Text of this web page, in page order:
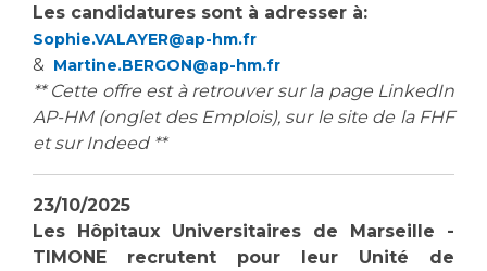
Les candidatures sont à adresser à:
Sophie.VALAYER@ap-hm.fr
& Martine.BERGON@ap-hm.fr
** Cette offre est à retrouver sur la page LinkedIn
AP-HM (onglet des Emplois), sur le site de la FHF
et sur Indeed **
23/10/2025
Les Hôpitaux Universitaires de Marseille -
TIMONE recrutent pour leur Unité de